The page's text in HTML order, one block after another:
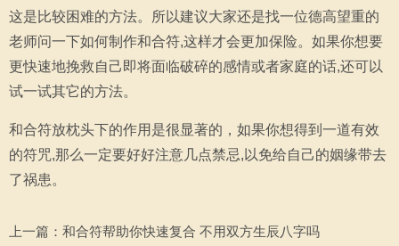
这是比较困难的方法。所以建议大家还是找一位德高望重的
老师问一下如何制作和合符,这样才会更加保险。如果你想要
更快速地挽救自己即将面临破碎的感情或者家庭的话,还可以
试一试其它的方法。
和合符放枕头下的作用是很显著的，如果你想得到一道有效
的符咒,那么一定要好好注意几点禁忌,以免给自己的姻缘带去
了祸患。
上一篇： 和合符帮助你快速复合 不用双方生辰八字吗